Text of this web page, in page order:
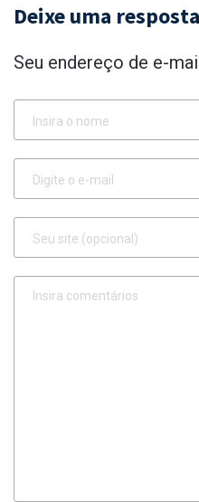
Deixe uma resposta
Seu endereço de e-